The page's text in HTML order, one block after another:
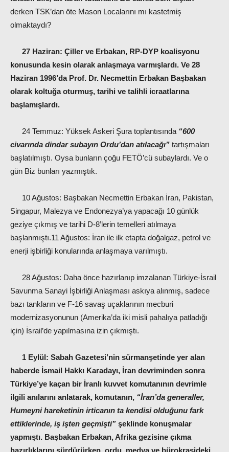
derken TSK’dan öte Mason Localarını mı kastetmiş
olmaktaydı?
27 Haziran: Çiller ve Erbakan, RP-DYP koalisyonu
konusunda kesin olarak anlaşmaya varmışlardı. Ve 28
Haziran 1996’da Prof. Dr. Necmettin Erbakan Başbakan
olarak koltuğa oturmuş, tarihi ve talihli icraatlarına
başlamışlardı.
24 Temmuz: Yüksek Askeri Şura toplantısında “600
civarında dindar subayın Ordu’dan atılacağı” tartışmaları
başlatılmıştı. Oysa bunların çoğu FETÖ’cü subaylardı. Ve o
gün Biz bunları yazmıştık.
10 Ağustos: Başbakan Necmettin Erbakan İran, Pakistan,
Singapur, Malezya ve Endonezya’ya yapacağı 10 günlük
geziye çıkmış ve tarihi D-8’lerin temelleri atılmaya
başlanmıştı.11 Ağustos: İran ile ilk etapta doğalgaz, petrol ve
enerji işbirliği konularında anlaşmaya varılmıştı.
28 Ağustos: Daha önce hazırlanıp imzalanan Türkiye-İsrail
Savunma Sanayi İşbirliği Anlaşması askıya alınmış, sadece
bazı tankların ve F-16 savaş uçaklarının mecburi
modernizasyonunun (Amerika’da iki misli pahalıya patladığı
için) İsrail’de yapılmasına izin çıkmıştı.
1 Eylül: Sabah Gazetesi’nin sürmanşetinde yer alan
haberde İsmail Hakkı Karadayı, İran devriminden sonra
Türkiye’ye kaçan bir İranlı kuvvet komutanının devrimle
ilgili anılarını anlatarak, komutanın, “İran’da generaller,
Humeyni hareketinin irticanın ta kendisi olduğunu fark
ettiklerinde, iş işten geçmişti” şeklinde konuşmalar
yapmıştı. Başbakan Erbakan, Afrika gezisine çıkma
hazırlıklarını sürdürürken, ordu, medya ve bürokrasideki